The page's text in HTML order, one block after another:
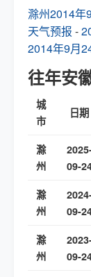
滁州2014年
天气预报 -
2014年9月
往年安
城
市
日期
滁
州
09-
滁
州
09-
滁
州
09-